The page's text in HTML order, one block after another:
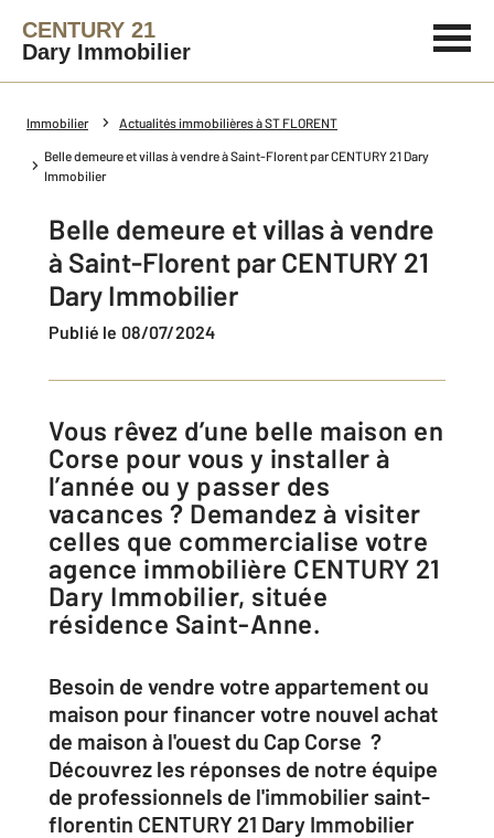
CENTURY 21
Dary Immobilier
Immobilier Actualités immobilières à ST FLORENT
Belle demeure et villas à vendre à Saint-Florent par CENTURY 21 Dary
Immobilier
Belle demeure et villas à vendre
à Saint-Florent par CENTURY 21
Dary Immobilier
Publié le 08/07/2024
Vous rêvez d’une belle maison en
Corse pour vous y installer à
l’année ou y passer des
vacances ? Demandez à visiter
celles que commercialise votre
agence immobilière CENTURY 21
Dary Immobilier, située
résidence Saint-Anne.
Besoin de vendre votre appartement ou
maison pour financer votre nouvel achat
de maison à l'ouest du Cap Corse ?
Découvrez les réponses de notre équipe
de professionnels de l'immobilier saint-
florentin CENTURY 21 Dary Immobilier